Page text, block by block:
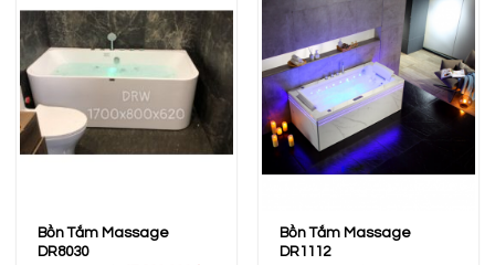
Bồn Tắm Massage
DR8030
Bồn Tắm Massage
DR1112